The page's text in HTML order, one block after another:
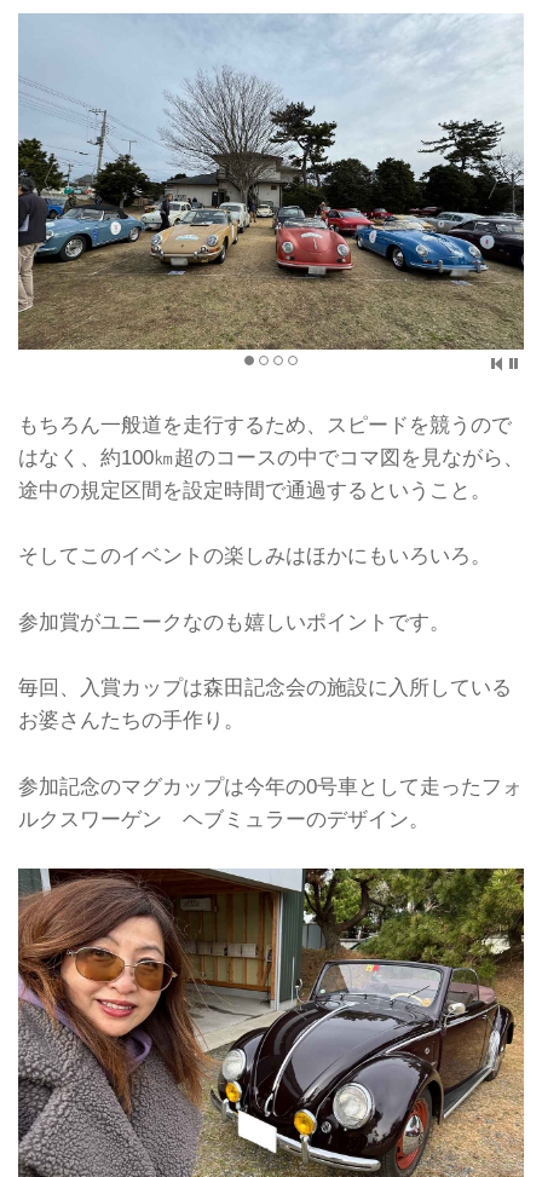
もちろん一般道を走行するため、スピードを競うので
はなく、約100㎞超のコースの中でコマ図を見ながら、
途中の規定区間を設定時間で通過するということ。
そしてこのイベントの楽しみはほかにもいろいろ。
参加賞がユニークなのも嬉しいポイントです。
毎回、入賞カップは森田記念会の施設に入所している
お婆さんたちの手作り。
参加記念のマグカップは今年の0号車として走ったフォ
ルクスワーゲン ヘブミュラーのデザイン。